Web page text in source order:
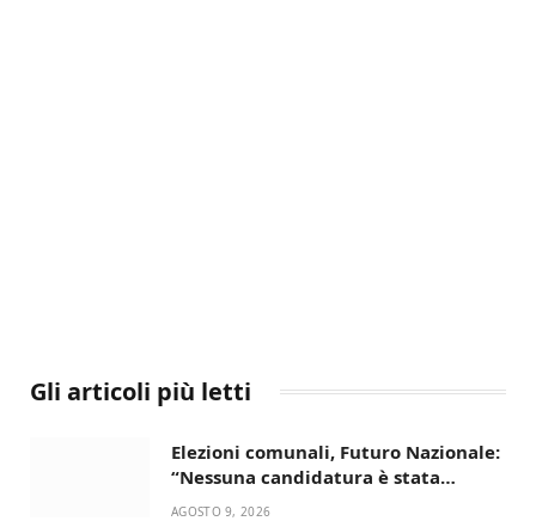
Gli articoli più letti
Elezioni comunali, Futuro Nazionale:
“Nessuna candidatura è stata
ancora decisa”
AGOSTO 9, 2026